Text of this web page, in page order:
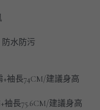
水防污
+袖長74CM/建議身高
袖長75.6CM/建議身高